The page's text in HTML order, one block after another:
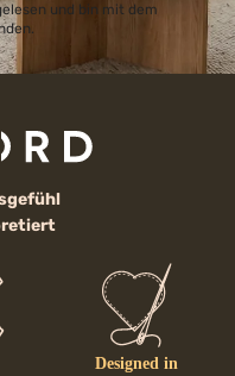
und bin mit dem
Designed in